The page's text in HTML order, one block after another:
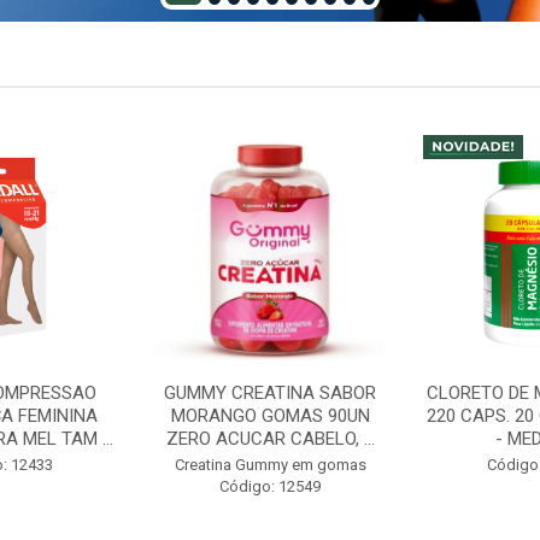
SABOR
90UN
CABELO, ...
em gomas
CLORETO DE MAGNESIO PA
220 CAPS. 20 CAPS GRATIS
- MEDINAL
Código: 12598
ABS LADY
-